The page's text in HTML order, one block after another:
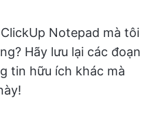
Notepad mà tôi
Hãy lưu lại các đoạn
tin hữu ích khác mà